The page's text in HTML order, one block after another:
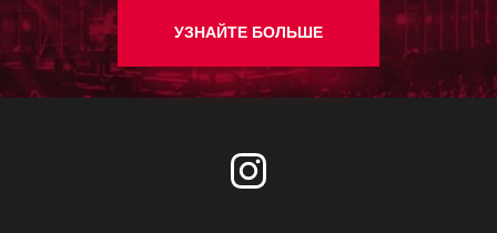
УЗНАЙТЕ БОЛЬШЕ